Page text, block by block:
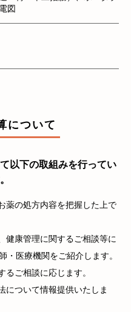
図
について
以下の取組みを行ってい
薬の処方内容を把握した上で
健康管理に関するご相談等に
・医療機関をご紹介します。
ご相談に応じます。
について情報提供いたしま